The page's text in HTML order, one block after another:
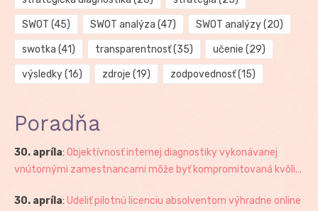
SWOT (45) SWOT analýza (47) SWOT analýzy(20)
swotka (41) transparentnosť(35) učenie (29)
výsledky(16) zdroje (19) zodpovednosť(15)
Poradňa
30. apríla: Objektívnosť internej diagnostiky vykonávanej
vnútornými zamestnancami môže byť kompromitovaná kvôli...
30. apríla: Udeliť pilotnú licenciu absolventom výhradne online